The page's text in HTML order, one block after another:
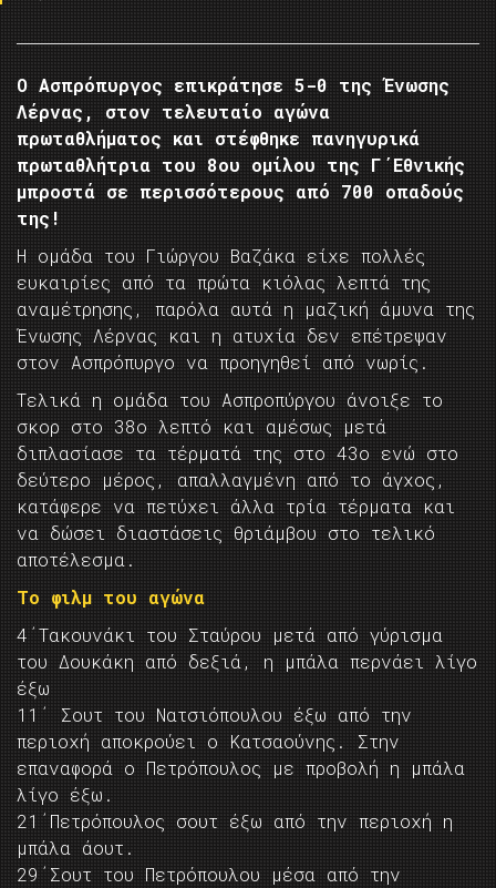
Ο Ασπρόπυργος επικράτησε 5-0 της Ένωσης
Λέρνας, στον τελευταίο αγώνα
πρωταθλήματος και στέφθηκε πανηγυρικά
πρωταθλήτρια του 8ου ομίλου της Γ΄Εθνικής
μπροστά σε περισσότερους από 700 οπαδούς
της!
Η ομάδα του Γιώργου Βαζάκα είχε πολλές
ευκαιρίες από τα πρώτα κιόλας λεπτά της
αναμέτρησης, παρόλα αυτά η μαζική άμυνα της
Ένωσης Λέρνας και η ατυχία δεν επέτρεψαν
στον Ασπρόπυργο να προηγηθεί από νωρίς.
Τελικά η ομάδα του Ασπροπύργου άνοιξε το
σκορ στο 38ο λεπτό και αμέσως μετά
διπλασίασε τα τέρματά της στο 43ο ενώ στο
δεύτερο μέρος, απαλλαγμένη από το άγχος,
κατάφερε να πετύχει άλλα τρία τέρματα και
να δώσει διαστάσεις θριάμβου στο τελικό
αποτέλεσμα.
Το φιλμ του αγώνα
4΄Τακουνάκι του Σταύρου μετά από γύρισμα
του Δουκάκη από δεξιά, η μπάλα περνάει λίγο
έξω
11΄ Σουτ του Νατσιόπουλου έξω από την
περιοχή αποκρούει ο Κατσαούνης. Στην
επαναφορά ο Πετρόπουλος με προβολή η μπάλα
λίγο έξω.
21΄Πετρόπουλος σουτ έξω από την περιοχή η
μπάλα άουτ.
29΄Σουτ του Πετρόπουλου μέσα από την